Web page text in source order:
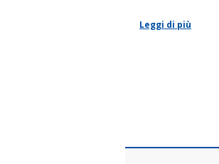
vita.
Leggi di più